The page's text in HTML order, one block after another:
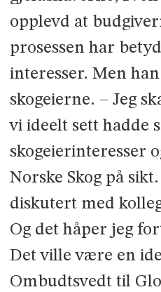
opplevd at
prosessen har
interesser. Men
skogeierne. – Jeg
vi ideelt sett hadde
skogeierinteresser
Norske Skog på
diskutert med
Og det håper jeg
Det ville være en
Ombudtsvedt til